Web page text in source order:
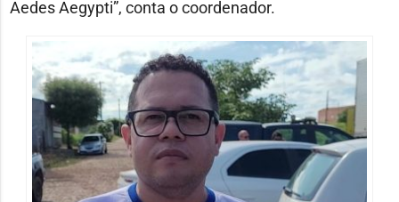
Aedes Aegypti”, conta o coordenador.